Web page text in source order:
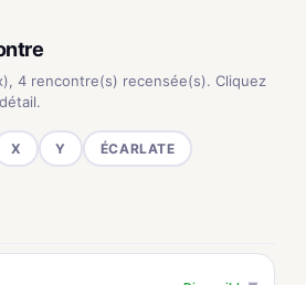
4 rencontre(s) recensée(s). Cliquez
X Y ÉCARLATE